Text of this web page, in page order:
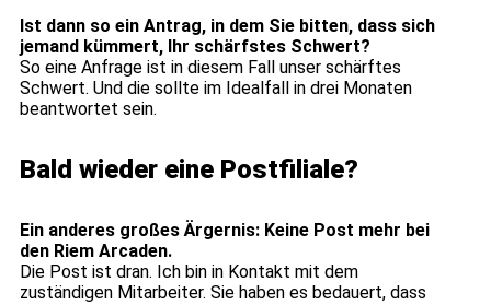
Ist dann so ein Antrag, in dem Sie bitten, dass sich
jemand kümmert, Ihr schärfstes Schwert?
So eine Anfrage ist in diesem Fall unser schärftes
Schwert. Und die sollte im Idealfall in drei Monaten
beantwortet sein.
Bald wieder eine Postfiliale?
Ein anderes großes Ärgernis: Keine Post mehr bei
den Riem Arcaden.
Die Post ist dran. Ich bin in Kontakt mit dem
zuständigen Mitarbeiter. Sie haben es bedauert, dass